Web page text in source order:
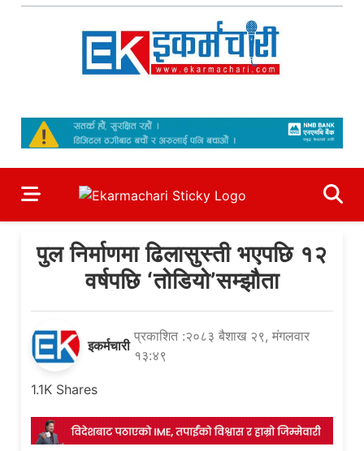
Skip
पुल निर्माणमा ढिलासुस्ती भएपछि १२
वर्षपछि ‘तोडियो’सम्झौता
इकर्मचारी
प्रकाशित :२०८३ बैशाख २९, मंगलवार
१३:४९
1.1K Shares